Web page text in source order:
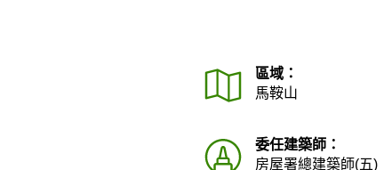
區域：
馬鞍山
委任建築師：
房屋署總建築師(五)